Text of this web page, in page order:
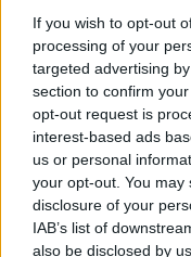
If you wish to opt-out
processing of your
targeted advertising
section to confirm
opt-out request is
interest-based ads
us or personal
your opt-out. You
disclosure of your
IAB’s list of
also be disclosed by
imperativi
paradosso: da un
(previsioni
infrastrutture, ecc.),
dipende da data
all’importanza
tecnologica, la
essenziale per
Cegos supporta le
delle competenze in